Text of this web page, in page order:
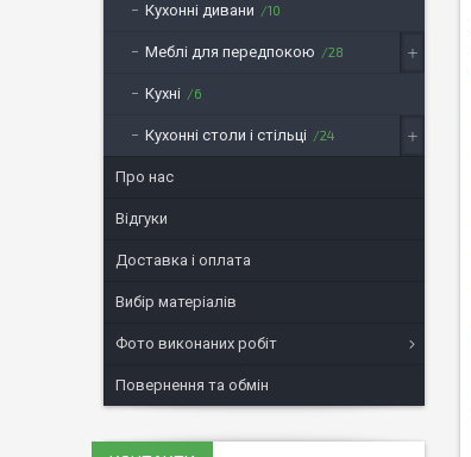
Кухонні дивани 10
Меблі для передпокою 28
Кухні 6
Кухонні столи і стільці 24
Про нас
Відгуки
Доставка і оплата
Вибір матеріалів
Фото виконаних робіт
Повернення та обмін